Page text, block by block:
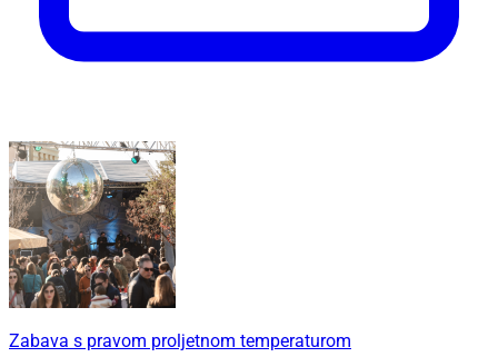
Zabava s pravom proljetnom temperaturom